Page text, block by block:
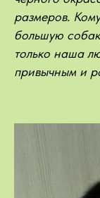
размеров.
большую
только наша
привычным и